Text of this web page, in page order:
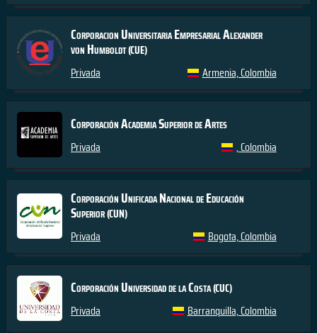
Corporacion Universitaria Empresarial Alexander
von Humboldt(CUE)
Privada Armenia, Colombia
Corporación Academia Superior de Artes
Privada , Colombia
Corporación Unificada Nacional de Educación
Superior(CUN)
Privada Bogota, Colombia
Corporación Universidad de la Costa(CUC)
Privada Barranquilla, Colombia